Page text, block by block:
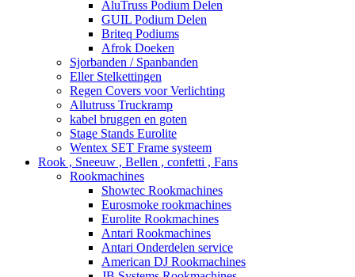
AluTruss Podium Delen
GUIL Podium Delen
Briteq Podiums
Afrok Doeken
Sjorbanden / Spanbanden
Eller Stelkettingen
Regen Covers voor Verlichting
Allutruss Truckramp
kabel bruggen en goten
Stage Stands Eurolite
Wentex SET Frame systeem
Rook , Sneeuw , Bellen , confetti , Fans
Rookmachines
Showtec Rookmachines
Eurosmoke rookmachines
Eurolite Rookmachines
Antari Rookmachines
Antari Onderdelen service
American DJ Rookmachines